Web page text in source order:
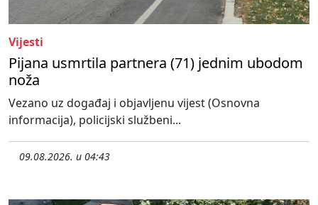
Vijesti
Pijana usmrtila partnera (71) jednim ubodom
noža
Vezano uz događaj i objavljenu vijest (Osnovna
informacija), policijski službeni...
09.08.2026. u 04:43